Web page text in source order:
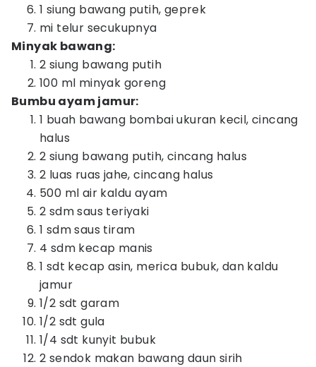
1 siung bawang putih, geprek
mi telur secukupnya
Minyak bawang:
2 siung bawang putih
100 ml minyak goreng
Bumbu ayam jamur:
1 buah bawang bombai ukuran kecil, cincang
halus
2 siung bawang putih, cincang halus
2 luas ruas jahe, cincang halus
500 ml air kaldu ayam
2 sdm saus teriyaki
1 sdm saus tiram
4 sdm kecap manis
1 sdt kecap asin, merica bubuk, dan kaldu
jamur
1/2 sdt garam
1/2 sdt gula
1/4 sdt kunyit bubuk
2 sendok makan bawang daun sirih